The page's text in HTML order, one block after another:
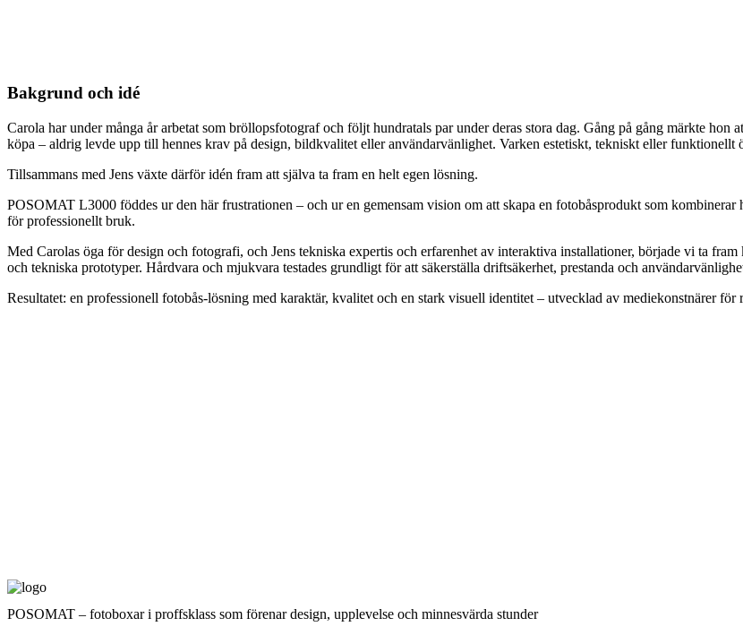
Bakgrund och idé
Carola har under många år arbetat som bröllopsfotograf och följt hundratals par under deras stora dag. Gång på gång märkte hon
köpa – aldrig levde upp till hennes krav på design, bildkvalitet eller användarvänlighet. Varken estetiskt, tekniskt eller funktionellt
Tillsammans med Jens växte därför idén fram att själva ta fram en helt egen lösning.
POSOMAT L3000 föddes ur den här frustrationen – och ur en gemensam vision om att skapa en fotobåsprodukt som
för professionellt bruk.
Med Carolas öga för design och fotografi, och Jens tekniska expertis och erfarenhet av interaktiva installationer, började vi ta
och tekniska prototyper. Hårdvara och mjukvara testades grundligt för att säkerställa driftsäkerhet, prestanda och
Resultatet: en professionell fotobås-lösning med karaktär, kvalitet och en stark visuell identitet – utvecklad av mediekonstnärer för
POSOMAT – fotoboxar i proffsklass som förenar design, upplevelse och minnesvärda stunder